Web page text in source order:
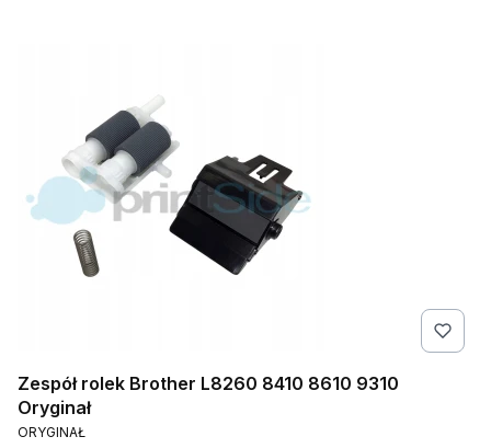
Zespół rolek Brother L8260 8410 8610 9310
Oryginał
PRODUCENT
ORYGINAŁ